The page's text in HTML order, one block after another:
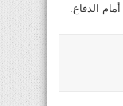
الدفاع.